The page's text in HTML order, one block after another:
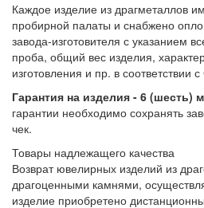
Каждое изделие из драгметаллов
пробирной палаты и снабжено
завода-изготовителя с указанием
проба, общий вес изделия,
изготовления и пр. в
Гарантия на изделия - 6 (шесть)
гарантии необходимо сохранять
чек.
Товары надлежащего качества
Возврат ювелирных изделий из
драгоценными камнями,
изделие приобретено